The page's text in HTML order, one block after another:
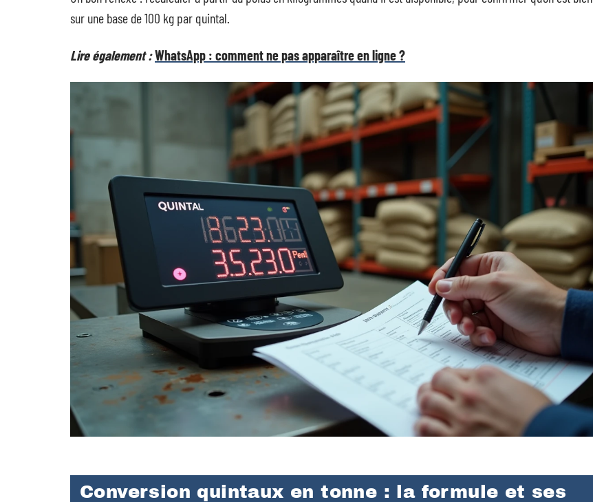
sur une base de 100 kg par quintal.
Lire également :WhatsApp : comment ne pas apparaître en ligne ?
Conversion quintaux en tonne : la formule et ses